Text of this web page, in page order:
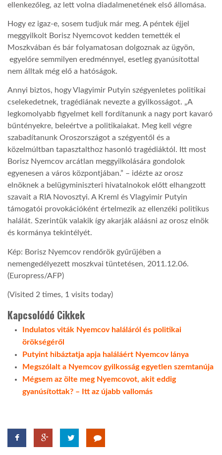
ellenkezőleg, az lett volna diadalmenetének első állomása.
Hogy ez igaz-e, sosem tudjuk már meg. A péntek éjjel
meggyilkolt Borisz Nyemcovot kedden temették el
Moszkvában és bár folyamatosan dolgoznak az ügyön,
egyelőre semmilyen eredménnyel, esetleg gyanúsítottal
nem álltak még elő a hatóságok.
Annyi biztos, hogy Vlagyimir Putyin szégyenletes politikai
cselekedetnek, tragédiának nevezte a gyilkosságot. „A
legkomolyabb figyelmet kell fordítanunk a nagy port kavaró
bűntényekre, beleértve a politikaiakat. Meg kell végre
szabadítanunk Oroszországot a szégyentől és a
közelmúltban tapasztalthoz hasonló tragédiáktól. Itt most
Borisz Nyemcov arcátlan meggyilkolására gondolok
egyenesen a város központjában.” – idézte az orosz
elnöknek a belügyminiszteri hivatalnokok előtt elhangzott
szavait a RIA Novosztyi. A Kreml és Vlagyimir Putyin
támogatói provokációként értelmezik az ellenzéki politikus
halálát. Szerintük valakik így akarják aláásni az orosz elnök
és kormánya tekintélyét.
Kép: Borisz Nyemcov rendőrök gyűrűjében a
nemengedélyezett moszkvai tüntetésen, 2011.12.06.
(Europress/AFP)
(Visited 2 times, 1 visits today)
Kapcsolódó Cikkek
Indulatos viták Nyemcov haláláról és politikai
örökségéről
Putyint hibáztatja apja haláláért Nyemcov lánya
Megszólalt a Nyemcov gyilkosság egyetlen szemtanúja
Mégsem az ölte meg Nyemcovot, akit eddig
gyanúsítottak? – Itt az újabb vallomás